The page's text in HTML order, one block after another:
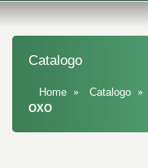
Catalogo
Home Catalogo
OXO